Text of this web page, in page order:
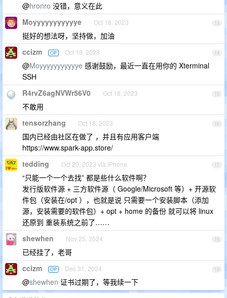
@hronro 没错，意义在此
13
Moyyyyyyyyyyye Oct 18, 2023
挺好的想法呀，坚持做，加油
14
ccizm OP Oct 18, 2023
@Moyyyyyyyyyyye 感谢鼓励，最近一直在用你的 Xterminal
SSH
15
R4rvZ6agNVWr56V0 Oct 18, 2023
不敢用
16
tensorzhang Oct 18, 2023
国内已经由社区在做了 ，并且有应用客户端
https://www.spark-app.store/
17
tedding Oct 20, 2023 via iPhone
“只能一个一个去找” 都是些什么软件啊？
发行版软件源 + 三方软件源（ Google/Microsoft 等）+ 开源软
件包（安装在/opt ），也就是说 只需要一个安装脚本（添加
源，安装需要的软件包）+ opt + home 的备份 就可以将 linux
还原到 重装系统之前了……
18
shewhen Nov 25, 2024
已经挂了，老哥
19
ccizm OP Dec 31, 2024
@shewhen 证书过期了，等我续一下